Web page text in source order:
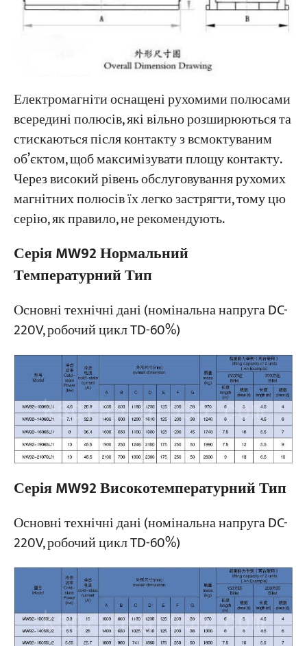
Електромагніти оснащені рухомими полюсами
всередині полюсів, які вільно розширюються та
стискаються після контакту з всмоктуваним
об’єктом, щоб максимізувати площу контакту.
Через високий рівень обслуговування рухомих
магнітних полюсів їх легко застрягти, тому цю
серію, як правило, не рекомендують.
Серія MW92 Нормальний
Температурний Тип
Основні технічні дані (номінальна напруга DC-
220V, робочий цикл TD-60%)
Серія MW92 Високотемпературний Тип
Основні технічні дані (номінальна напруга DC-
220V, робочий цикл TD-60%)